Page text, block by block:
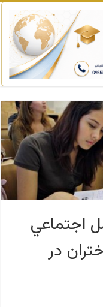
اجتماعي
در